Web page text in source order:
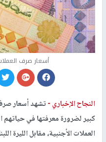
أسعار صرف العملات
النجاح الإخباري -تشهد أسعار صرف
كبير لضرورة معرفتها في